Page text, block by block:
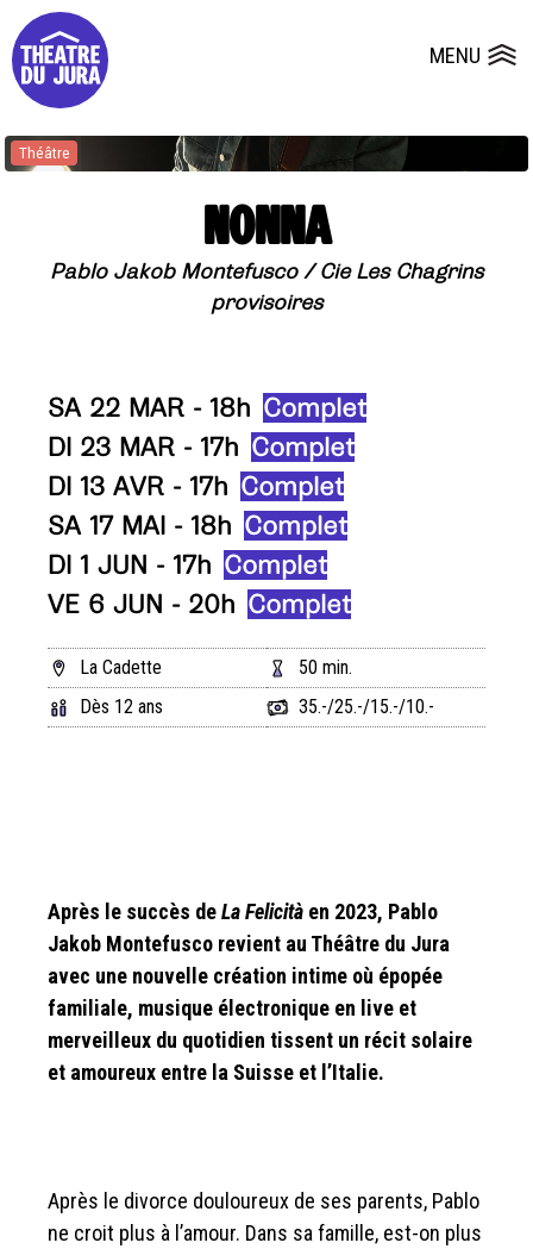
MENU
Presse
Salles
Dépôts de dossiers
Théâtre
Théâtre
Théâtre
Théâtre
Théâtre
NONNA
Pablo Jakob Montefusco / Cie Les Chagrins
provisoires
Après le succès deLa Felicità en 2023, Pablo
Jakob Montefusco revient au Théâtre du Jura
avec une nouvelle création intime où épopée
familiale, musique électronique en live et
merveilleux du quotidien tissent un récit solaire
et amoureux entre la Suisse et l’Italie.
Après le divorce douloureux de ses parents, Pablo
ne croit plus à l’amour. Dans sa famille, est-on plus
SA 22 MAR - 18h Complet
DI 23 MAR - 17h Complet
DI 13 AVR - 17h Complet
SA 17 MAI - 18h Complet
DI 1 JUN - 17h Complet
VE 6 JUN - 20h Complet
La Cadette
50 min.
Dès 12 ans
35.-/25.-/15.-/10.-